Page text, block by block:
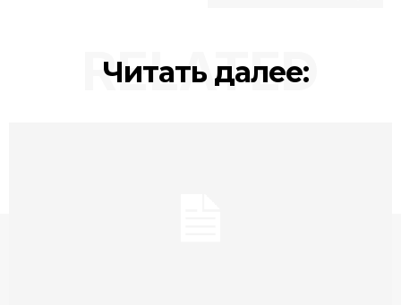
Читать далее:
RELATED